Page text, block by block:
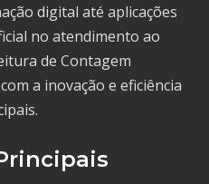
digital até aplicações
no atendimento ao
de Contagem
a inovação e eficiência